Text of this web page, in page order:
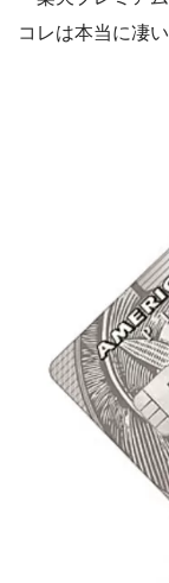
コレは本当に凄い